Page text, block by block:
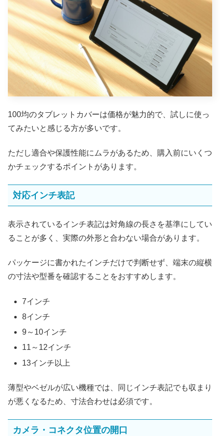
100均のタブレットカバーは価格が魅力的で、試しに使っ
てみたいと感じる方が多いです。
ただし適合や保護性能にムラがあるため、購入前にいくつ
かチェックするポイントがあります。
対応インチ表記
表示されているインチ表記は対角線の長さを基準にしてい
ることが多く、実際の外形と合わない場合があります。
パッケージに書かれたインチだけで判断せず、端末の縦横
の寸法や型番を確認することをおすすめします。
7インチ
8インチ
9～10インチ
11～12インチ
13インチ以上
薄型やベゼルが広い機種では、同じインチ表記でも収まり
が悪くなるため、寸法合わせは必須です。
カメラ・コネクタ位置の開口